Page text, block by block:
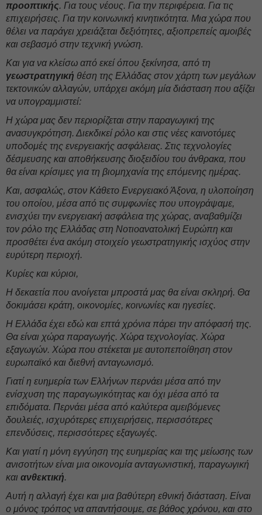
προοπτικής. Για τους νέους. Για την περιφέρεια. Για τις
επιχειρήσεις. Για την κοινωνική κινητικότητα. Μια χώρα που
θέλει να παράγει χρειάζεται δεξιότητες, αξιοπρεπείς αμοιβές
και σεβασμό στην τεχνική γνώση.
Και για να κλείσω από εκεί όπου ξεκίνησα, από τη
γεωστρατηγική θέση της Ελλάδας στον χάρτη των μεγάλων
τεκτονικών αλλαγών, υπάρχει ακόμη μία διάσταση που αξίζει
να υπογραμμιστεί:
Η χώρα μας δεν περιορίζεται στην παραγωγική της
ανασυγκρότηση. Διεκδικεί ρόλο και στις νέες καινοτόμες
υποδομές της ενεργειακής ασφάλειας. Στις τεχνολογίες
δέσμευσης και αποθήκευσης διοξειδίου του άνθρακα, που
θα είναι κρίσιμες για τη βιομηχανία της επόμενης ημέρας.
Και, ασφαλώς, στον Κάθετο Ενεργειακό Άξονα, η υλοποίηση
του οποίου, μέσα από τις συμφωνίες που υπογράψαμε,
ενισχύει την ενεργειακή ασφάλεια της χώρας, αναβαθμίζει
τον ρόλο της Ελλάδας στη Νοτιοανατολική Ευρώπη και
προσθέτει ένα ακόμη στοιχείο γεωστρατηγικής ισχύος στην
ευρύτερη περιοχή.
Κυρίες και κύριοι,
Η δεκαετία που ανοίγεται μπροστά μας θα είναι σκληρή. Θα
δοκιμάσει κράτη, οικονομίες, κοινωνίες και ηγεσίες.
Η Ελλάδα έχει εδώ και επτά χρόνια πάρει την απόφασή της.
Θα είναι χώρα παραγωγής. Χώρα τεχνολογίας. Χώρα
εξαγωγών. Χώρα που στέκεται με αυτοπεποίθηση στον
ευρωπαϊκό και διεθνή ανταγωνισμό.
Γιατί η ευημερία των Ελλήνων περνάει μέσα από την
ενίσχυση της παραγωγικότητας και όχι μέσα από τα
επιδόματα. Περνάει μέσα από καλύτερα αμειβόμενες
δουλειές, ισχυρότερες επιχειρήσεις, περισσότερες
επενδύσεις, περισσότερες εξαγωγές.
Και γιατί η μόνη εγγύηση της ευημερίας και της μείωσης των
ανισοτήτων είναι μια οικονομία ανταγωνιστική, παραγωγική
και ανθεκτική.
Αυτή η αλλαγή έχει και μια βαθύτερη εθνική διάσταση. Είναι
ο μόνος τρόπος να απαντήσουμε, σε βάθος χρόνου, και στο